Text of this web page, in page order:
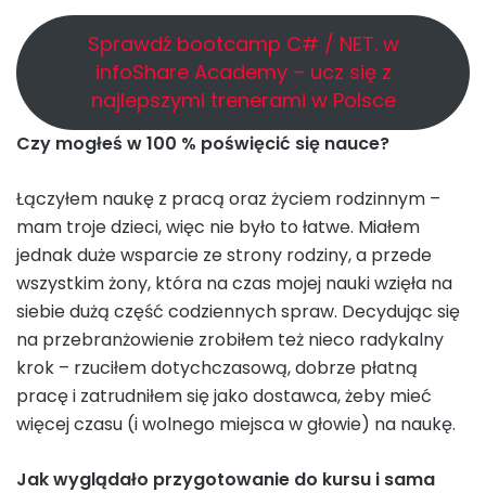
Sprawdź bootcamp C# / NET. w
infoShare Academy – ucz się z
najlepszymi trenerami w Polsce
Czy mogłeś w 100 % poświęcić się nauce?
Łączyłem naukę z pracą oraz życiem rodzinnym –
mam troje dzieci, więc nie było to łatwe. Miałem
jednak duże wsparcie ze strony rodziny, a przede
wszystkim żony, która na czas mojej nauki wzięła na
siebie dużą część codziennych spraw. Decydując się
na przebranżowienie zrobiłem też nieco radykalny
krok – rzuciłem dotychczasową, dobrze płatną
pracę i zatrudniłem się jako dostawca, żeby mieć
więcej czasu (i wolnego miejsca w głowie) na naukę.
Jak wyglądało przygotowanie do kursu i sama